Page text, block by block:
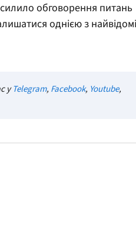
обговорення питань
однією з
уTelegram, Facebook, Youtube,